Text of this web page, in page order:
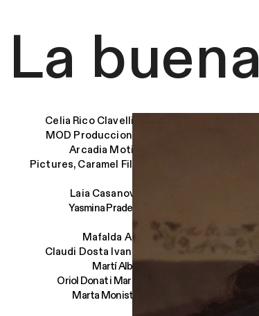
La
Celia Rico Clavellino
MOD Producciones,
Arcadia Motion
Pictures, Caramel Films
Laia Casanovas
Yasmina Praderas
Mafalda Alba
Claudi Dosta Ivanow
Martí Albert
Oriol Donat i Martos
Marta Monistrol